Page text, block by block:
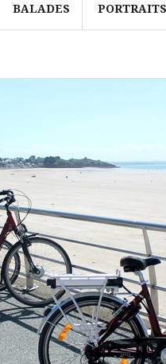
BALADES PORTRAITS